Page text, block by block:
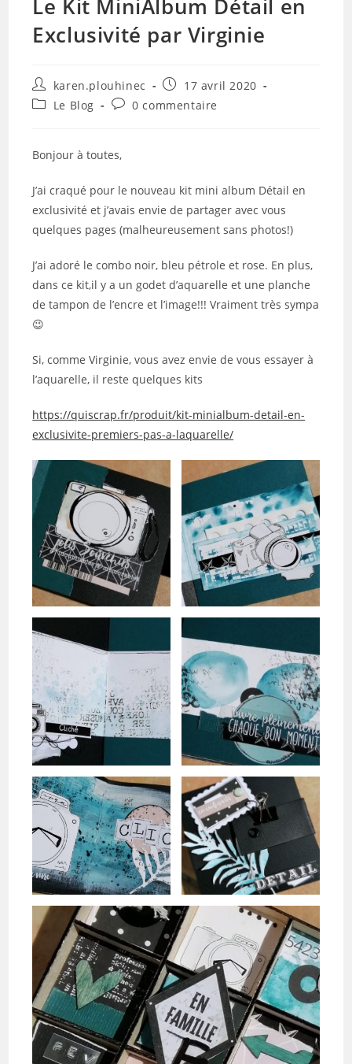
Le Kit MiniAlbum Détail en
Exclusivité par Virginie
Auteur/autrice
de
la
karen.plouhinec
Publication
publiée :
17 avril 2020
PostLe Blog
Commentaires
0 commentaire
Bonjour à toutes,
J’ai craqué pour le nouveau kit mini album Détail en
exclusivité et j’avais envie de partager avec vous
quelques pages (malheureusement sans photos!)
J’ai adoré le combo noir, bleu pétrole et rose. En plus,
dans ce kit,il y a un godet d’aquarelle et une planche
de tampon de l’encre et l’image!!! Vraiment très sympa
😉
Si, comme Virginie, vous avez envie de vous essayer à
l’aquarelle, il reste quelques kits
https://quiscrap.fr/produit/kit-minialbum-detail-en-
exclusivite-premiers-pas-a-laquarelle/